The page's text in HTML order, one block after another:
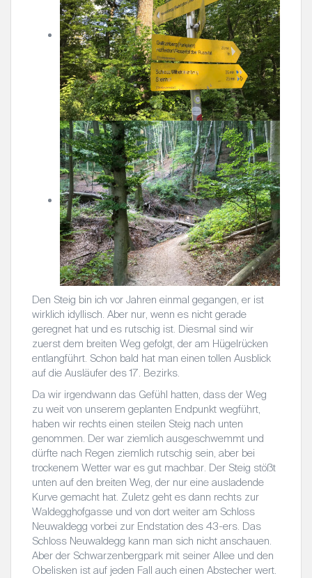
Den Steig bin ich vor Jahren einmal gegangen, er ist
wirklich idyllisch. Aber nur, wenn es nicht gerade
geregnet hat und es rutschig ist. Diesmal sind wir
zuerst dem breiten Weg gefolgt, der am Hügelrücken
entlangführt. Schon bald hat man einen tollen Ausblick
auf die Ausläufer des 17. Bezirks.
Da wir irgendwann das Gefühl hatten, dass der Weg
zu weit von unserem geplanten Endpunkt wegführt,
haben wir rechts einen steilen Steig nach unten
genommen. Der war ziemlich ausgeschwemmt und
dürfte nach Regen ziemlich rutschig sein, aber bei
trockenem Wetter war es gut machbar. Der Steig stößt
unten auf den breiten Weg, der nur eine ausladende
Kurve gemacht hat. Zuletz geht es dann rechts zur
Waldegghofgasse und von dort weiter am Schloss
Neuwaldegg vorbei zur Endstation des 43-ers. Das
Schloss Neuwaldegg kann man sich nicht anschauen.
Aber der Schwarzenbergpark mit seiner Allee und den
Obelisken ist auf jeden Fall auch einen Abstecher wert.